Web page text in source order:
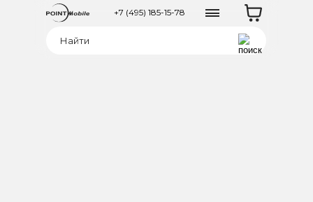
+7 (495) 185-15-78